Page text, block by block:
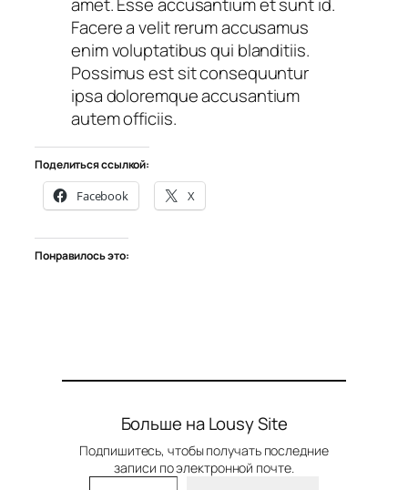
Facere a velit rerum accusamus
enim voluptatibus qui blanditiis.
Possimus est sit consequuntur
ipsa doloremque accusantium
autem officiis.
Поделиться ссылкой:
Facebook X
Понравилось это:
Больше на Lousy Site
Подпишитесь, чтобы получать последние
записи по электронной почте.
Введите адрес электронной почты…